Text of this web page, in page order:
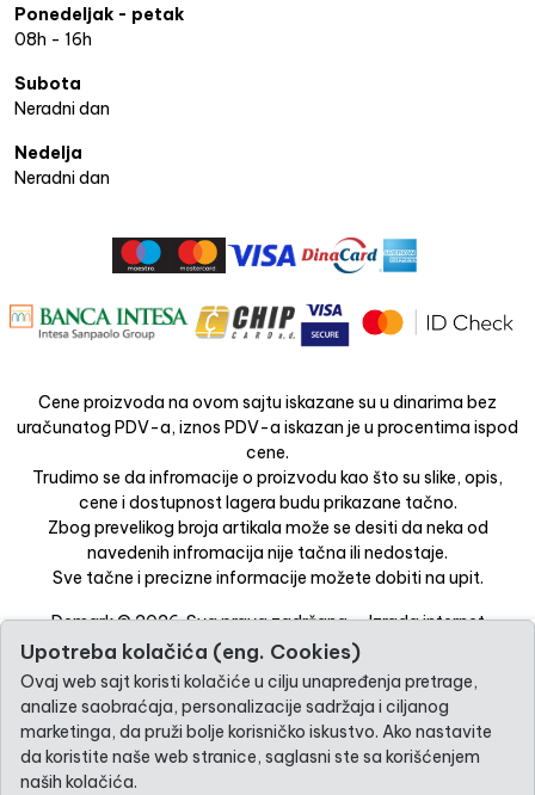
Ponedeljak - petak
08h - 16h
Subota
Neradni dan
Nedelja
Neradni dan
Cene proizvoda na ovom sajtu iskazane su u dinarima bez
uračunatog PDV-a, iznos PDV-a iskazan je u procentima ispod
cene.
Trudimo se da infromacije o proizvodu kao što su slike, opis,
cene i dostupnost lagera budu prikazane tačno.
Zbog prevelikog broja artikala može se desiti da neka od
navedenih infromacija nije tačna ili nedostaje.
Sve tačne i precizne informacije možete dobiti na upit.
Demark © 2026. Sva prava zadržana. -Izrada internet
prodavnice-Selltico.
Upotreba kolačića (eng. Cookies)
Ovaj web sajt koristi kolačiće u cilju unapređenja pretrage,
analize saobraćaja, personalizacije sadržaja i ciljanog
marketinga, da pruži bolje korisničko iskustvo. Ako nastavite
da koristite naše web stranice, saglasni ste sa korišćenjem
naših kolačića.